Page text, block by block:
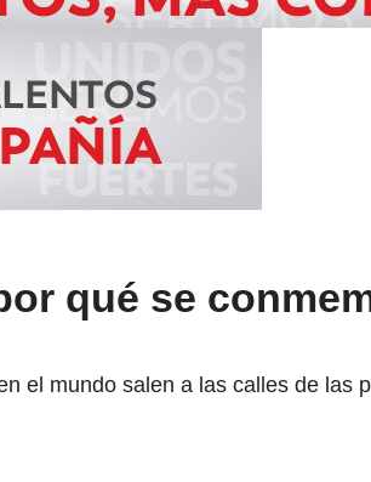
qué se
el mundo salen a las calles de las